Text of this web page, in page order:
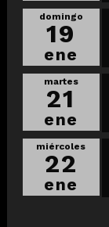
domingo
19
ene
martes
21
ene
miércoles
22
ene